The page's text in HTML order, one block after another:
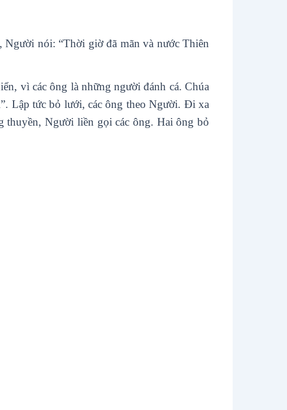
Người nói: “Thời giờ đã mãn và nước Thiên
vì các ông là những người đánh cá. Chúa
Lập tức bỏ lưới, các ông theo Người. Ði xa
thuyền, Người liền gọi các ông. Hai ông bỏ